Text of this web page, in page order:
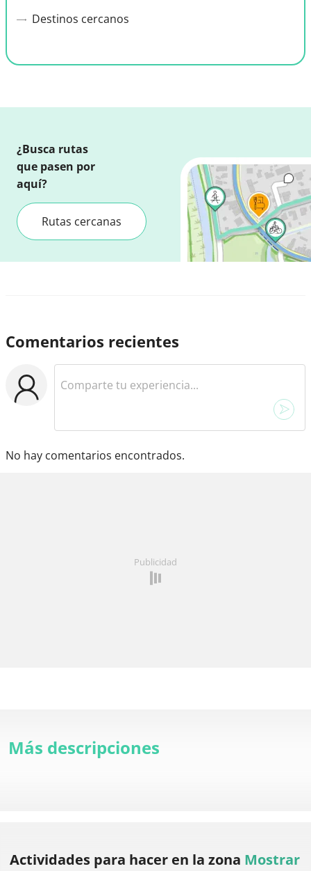
Destinos cercanos
¿Busca rutas
que pasen por
aquí?
Rutas cercanas
Comentarios recientes
No hay comentarios encontrados.
Publicidad
Más descripciones
Actividades para hacer en la zona Mostrar